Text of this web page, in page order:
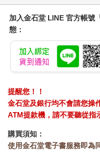
加入金石堂 LINE 官方帳號
態：
提醒您！！
金石堂及銀行均不會請您操
ATM提款機，請不要聽從指
購買須知：
使用金石堂電子書服務即為